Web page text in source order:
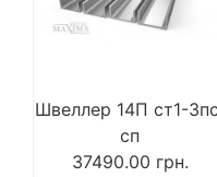
Швеллер 14П ст1-
сп
37490.00 грн.